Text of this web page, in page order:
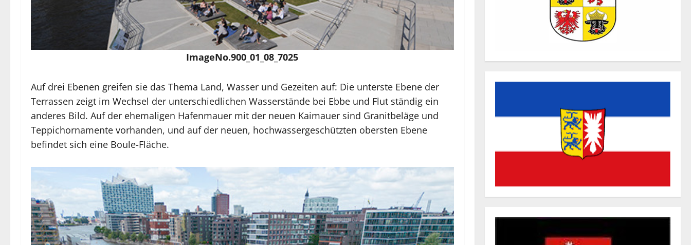
ImageNo.900_01_08_7025
Auf drei Ebenen greifen sie das Thema Land, Wasser und Gezeiten auf: Die unterste Ebene der
Terrassen zeigt im Wechsel der unterschiedlichen Wasserstände bei Ebbe und Flut ständig ein
anderes Bild. Auf der ehemaligen Hafenmauer mit der neuen Kaimauer sind Granitbeläge und
Teppichornamente vorhanden, und auf der neuen, hochwassergeschützten obersten Ebene
befindet sich eine Boule-Fläche.